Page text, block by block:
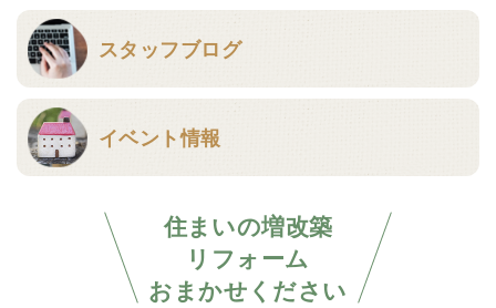
スタッフブログ
イベント情報
住まいの増改築
リフォーム
おまかせください